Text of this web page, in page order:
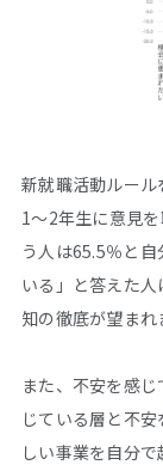
新就職活動ルー
1～2年生に意見
う人は65.5％と
いる」と答えた
知の徹底が望まれ
また、不安を感
じている層と不
しい事業を自分